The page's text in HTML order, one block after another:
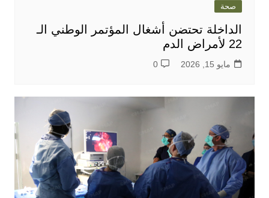
صحة
الداخلة تحتضن أشغال المؤتمر الوطني الـ
22 لأمراض الدم
مايو 15, 2026 0